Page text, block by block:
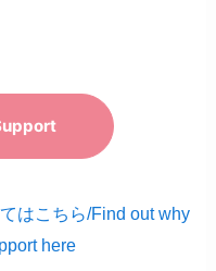
はこちら/Find out why
here